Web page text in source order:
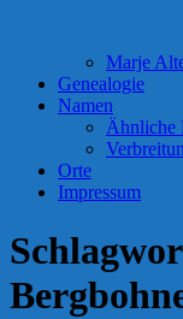
Marje
Genealogie
Namen
Ähnliche
Orte
Impressum